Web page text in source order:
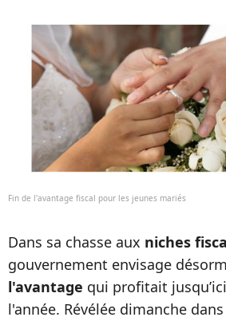
Fin de l'avantage fiscal pour les jeunes mariés
Dans sa chasse aux niches
gouvernement envisage
l'avantage qui profitait
l'année. Révélée dimanche